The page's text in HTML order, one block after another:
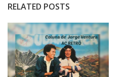
RELATED POSTS